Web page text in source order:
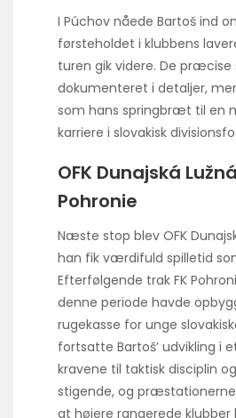
I Púchov nåede Bartoš ind
førsteholdet i klubbens
turen gik videre. De
dokumenteret i detaljer,
som hans springbræt til en
karriere i slovakisk
OFK Dunajská
Pohronie
Næste stop blev OFK
han fik værdifuld spilletid
Efterfølgende trak FK
denne periode havde
rugekasse for unge
fortsatte Bartoš’ udvikling i
kravene til taktisk disciplin
stigende, og præstationerne
at højere rangerede